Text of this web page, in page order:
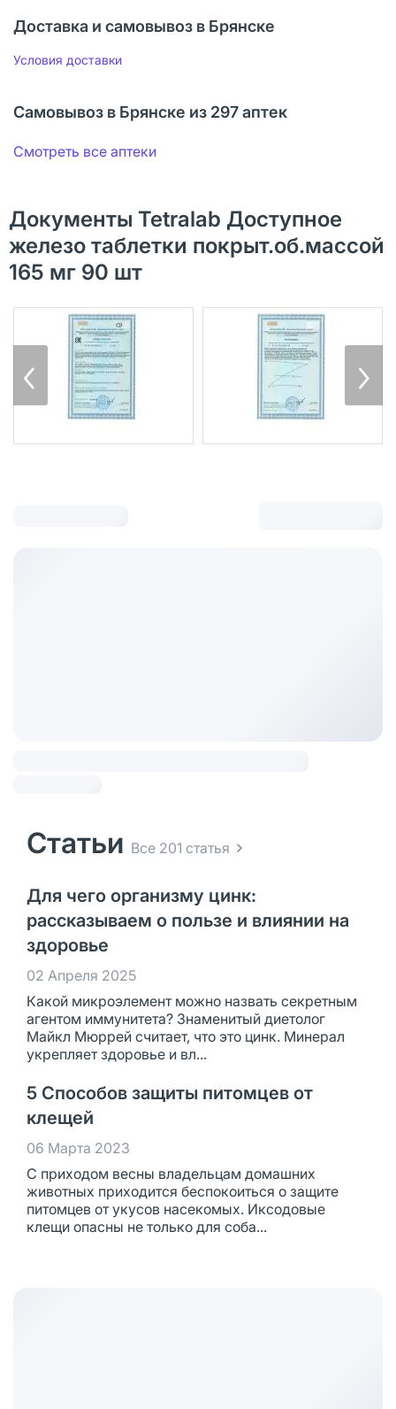
Доставка и самовывоз в Брянске
Условия доставки
Самовывоз в Брянске из 297 аптек
Смотреть все аптеки
Документы Tetralab Доступное
железо таблетки покрыт.об.массой
165 мг 90 шт
Статьи Все 201 статья
Для чего организму цинк:
рассказываем о пользе и влиянии на
здоровье
02 Апреля 2025
Какой микроэлемент можно назвать секретным
агентом иммунитета? Знаменитый диетолог
Майкл Мюррей считает, что это цинк. Минерал
укрепляет здоровье и вл...
5 Способов защиты питомцев от
клещей
06 Марта 2023
С приходом весны владельцам домашних
животных приходится беспокоиться о защите
питомцев от укусов насекомых. Иксодовые
клещи опасны не только для соба...